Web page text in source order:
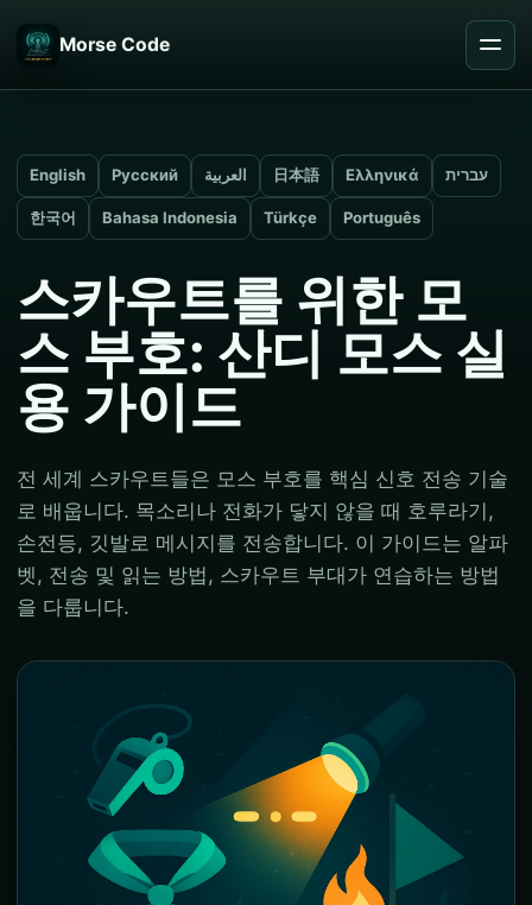
Morse Code
English Русский العربية 日本語 Ελληνικά עברית
한국어 Bahasa Indonesia Türkçe Português
스카우트를 위한 모
스 부호: 산디 모스 실
용 가이드
전 세계 스카우트들은 모스 부호를 핵심 신호 전송 기술
로 배웁니다. 목소리나 전화가 닿지 않을 때 호루라기,
손전등, 깃발로 메시지를 전송합니다. 이 가이드는 알파
벳, 전송 및 읽는 방법, 스카우트 부대가 연습하는 방법
을 다룹니다.